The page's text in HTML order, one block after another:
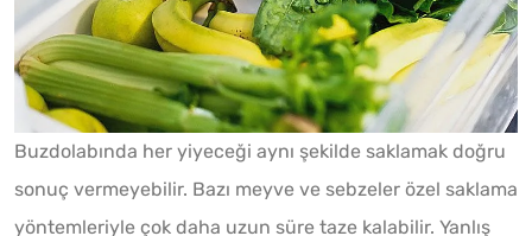
Buzdolabında her yiyeceği aynı şekilde saklamak doğru
sonuç vermeyebilir. Bazı meyve ve sebzeler özel saklama
yöntemleriyle çok daha uzun süre taze kalabilir. Yanlış